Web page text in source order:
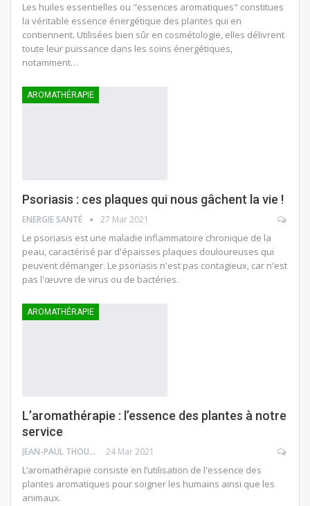
Les huiles essentielles ou "essences aromatiques" constitues
la véritable essence énergétique des plantes qui en
contiennent. Utilisées bien sûr en cosmétologie, elles délivrent
toute leur puissance dans les soins énergétiques,
notamment…
AROMATHÉRAPIE
Psoriasis : ces plaques qui nous gâchent la vie !
ENERGIE SANTÉ 27 Mar 2021
Le psoriasis est une maladie inflammatoire chronique de la
peau, caractérisé par d'épaisses plaques douloureuses qui
peuvent démanger. Le psoriasis n'est pas contagieux, car n'est
pas l'œuvre de virus ou de bactéries.
AROMATHÉRAPIE
L’aromathérapie : l’essence des plantes à notre
service
JEAN-PAUL THOUNY 24 Mar 2021
L’aromathérapie consiste en l’utilisation de l'essence des
plantes aromatiques pour soigner les humains ainsi que les
animaux.